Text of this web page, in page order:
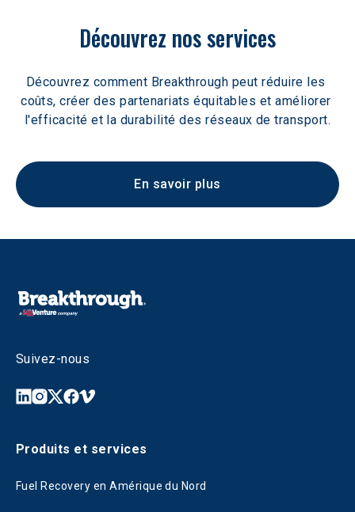
Découvrez nos services
Découvrez comment Breakthrough peut réduire les
coûts, créer des partenariats équitables et améliorer
l'efficacité et la durabilité des réseaux de transport.
En savoir plus
Suivez-nous
Produits et services
Fuel Recovery en Amérique du Nord